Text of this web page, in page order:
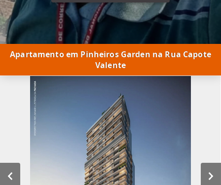
Apartamento em Pinheiros Garden na Rua Capote
Valente